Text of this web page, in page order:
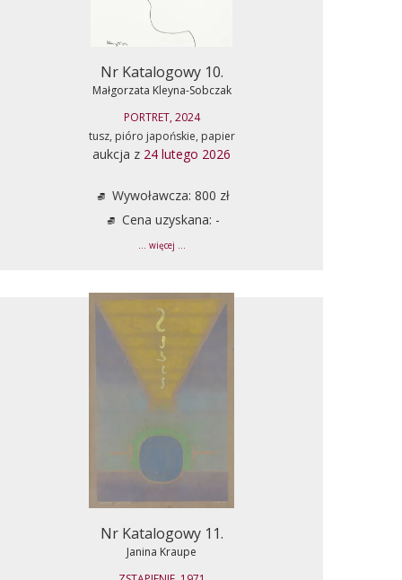
Nr Katalogowy 10.
Małgorzata Kleyna-Sobczak
PORTRET, 2024
tusz, pióro japońskie, papier
aukcja z 24 lutego 2026
Wywoławcza: 800 zł
Cena uzyskana: -
... więcej ...
Nr Katalogowy 11.
Janina Kraupe